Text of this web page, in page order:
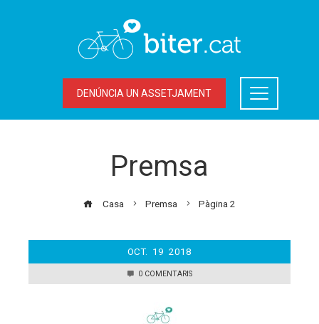
DENÚNCIA UN ASSETJAMENT
Premsa
Casa Premsa Pàgina 2
OCT. 19 2018
0 COMENTARIS